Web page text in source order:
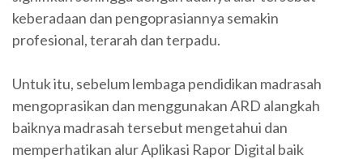
keberadaan dan pengoprasiannya semakin
profesional, terarah dan terpadu.
Untuk itu, sebelum lembaga pendidikan madrasah
mengoprasikan dan menggunakan ARD alangkah
baiknya madrasah tersebut mengetahui dan
memperhatikan alur Aplikasi Rapor Digital baik